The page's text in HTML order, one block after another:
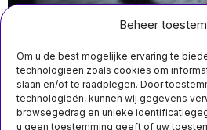
Beheer
Om u de best mogelijke ervaring te
technologieën zoals cookies om
slaan en/of te raadplegen. Door
technologieën, kunnen wij gegevens
browsegedrag en unieke
u geen toestemming geeft of uw
juli 31 10:50
Duitsland vraagt uitlevering van